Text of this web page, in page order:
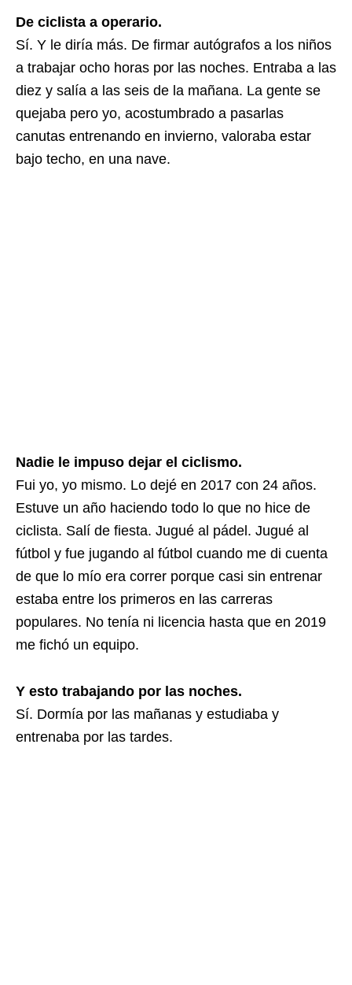
De ciclista a operario.
Sí. Y le diría más. De firmar autógrafos a los niños
a trabajar ocho horas por las noches. Entraba a las
diez y salía a las seis de la mañana. La gente se
quejaba pero yo, acostumbrado a pasarlas
canutas entrenando en invierno, valoraba estar
bajo techo, en una nave.
Nadie le impuso dejar el ciclismo.
Fui yo, yo mismo. Lo dejé en 2017 con 24 años.
Estuve un año haciendo todo lo que no hice de
ciclista. Salí de fiesta. Jugué al pádel. Jugué al
fútbol y fue jugando al fútbol cuando me di cuenta
de que lo mío era correr porque casi sin entrenar
estaba entre los primeros en las carreras
populares. No tenía ni licencia hasta que en 2019
me fichó un equipo.
Y esto trabajando por las noches.
Sí. Dormía por las mañanas y estudiaba y
entrenaba por las tardes.